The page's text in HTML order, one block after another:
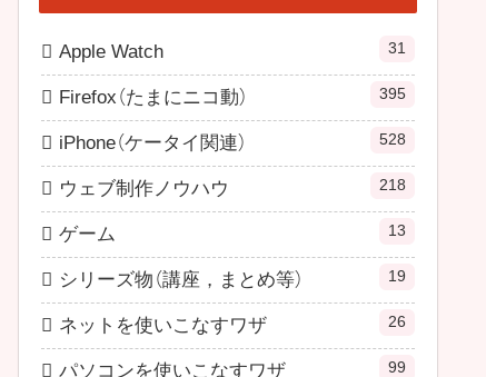
Apple Watch 31
Firefox（たまにニコ動） 395
iPhone（ケータイ関連） 528
ウェブ制作ノウハウ 218
ゲーム 13
シリーズ物（講座，まとめ等） 19
ネットを使いこなすワザ 26
パソコンを使いこなすワザ 99